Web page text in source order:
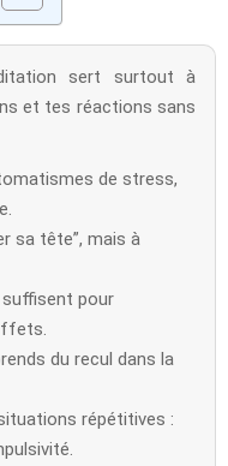
sert surtout à
et tes réactions sans
de stress,
sa tête”, mais à
suffisent pour
du recul dans la
répétitives :